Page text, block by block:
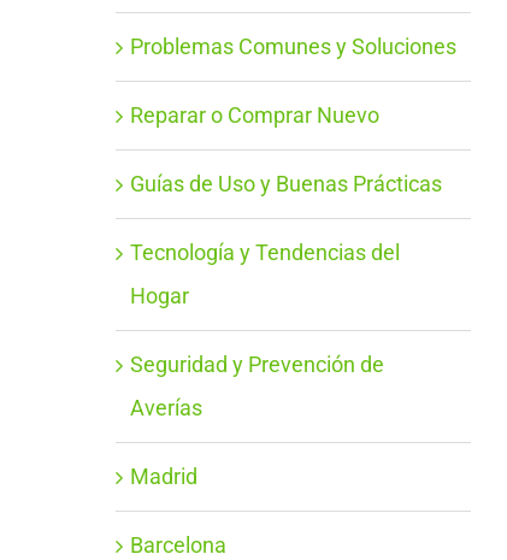
Problemas Comunes y Soluciones
Reparar o Comprar Nuevo
Guías de Uso y Buenas Prácticas
Tecnología y Tendencias del
Hogar
Seguridad y Prevención de
Averías
Madrid
Barcelona